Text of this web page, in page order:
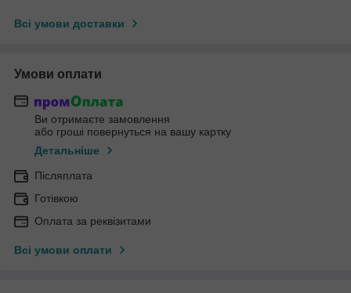
Всі умови доставки
Умови оплати
Ви отримаєте замовлення
або гроші повернуться на вашу картку
Детальніше
Післяплата
Готівкою
Оплата за реквізитами
Всі умови оплати